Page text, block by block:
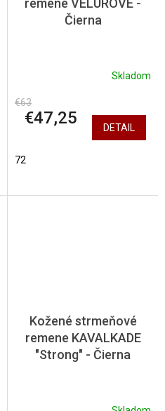
remene VELÚROVÉ -
Čierna
Skladom
€63
€47,25 DETAIL
72
Kožené strmeňové
remene KAVALKADE
"Strong" - Čierna